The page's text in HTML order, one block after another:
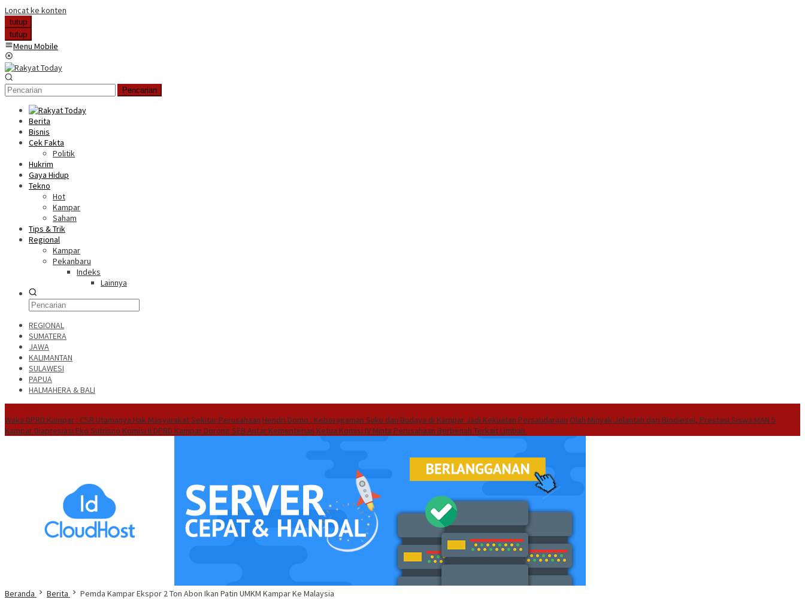
Loncat ke konten
tutup
tutup
Menu Mobile
Pencarian
Berita
Bisnis
Cek Fakta
Politik
Hukrim
Gaya Hidup
Tekno
Hot
Kampar
Saham
Tips & Trik
Regional
Kampar
Pekanbaru
Indeks
Lainnya
REGIONAL
SUMATERA
JAWA
KALIMANTAN
SULAWESI
PAPUA
HALMAHERA & BALI
Waka DPRD Kampar : CSR Utamanya Hak Masyarakat Sekitar Perusahaan Hendri Domo : Keberagaman Suku dan Budaya di Kampar Jadi Kekuatan Persaudaraan Olah Minyak Jelantah dari Biodiesel, Prestasi Siswa MAN 5
Kampar Diapresiasi Eko Sutrisno Komisi II DPRD Kampar Dorong SEB Antar Kementerian Ketua Komisi IV Minta Perusahaan Berbenah Terkait Limbah
Beranda Berita Pemda Kampar Ekspor 2 Ton Abon Ikan Patin UMKM Kampar Ke Malaysia